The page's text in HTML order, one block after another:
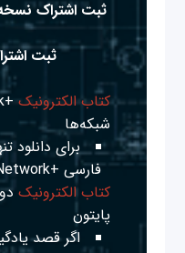
ثبت اشتراک
ثبت
کتاب الکترونیک
شبکه‌ها
برای دانلود
فارسی +Network
کتاب الکترونیک
پایتون
اگر قصد